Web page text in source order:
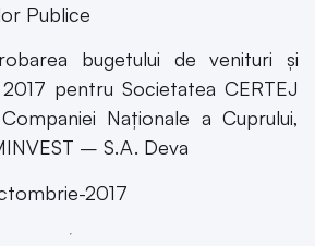
Publice
bugetului de venituri și
pentru Societatea CERTEJ
Naționale a Cuprului,
– S.A. Deva
2017